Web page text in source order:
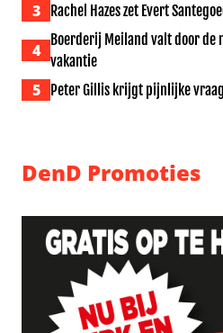
3 Rachel Hazes zet Evert
4
Boerderij Meiland valt door de
vakantie
5 Peter Gillis krijgt pijnlijke
DenD Promoties